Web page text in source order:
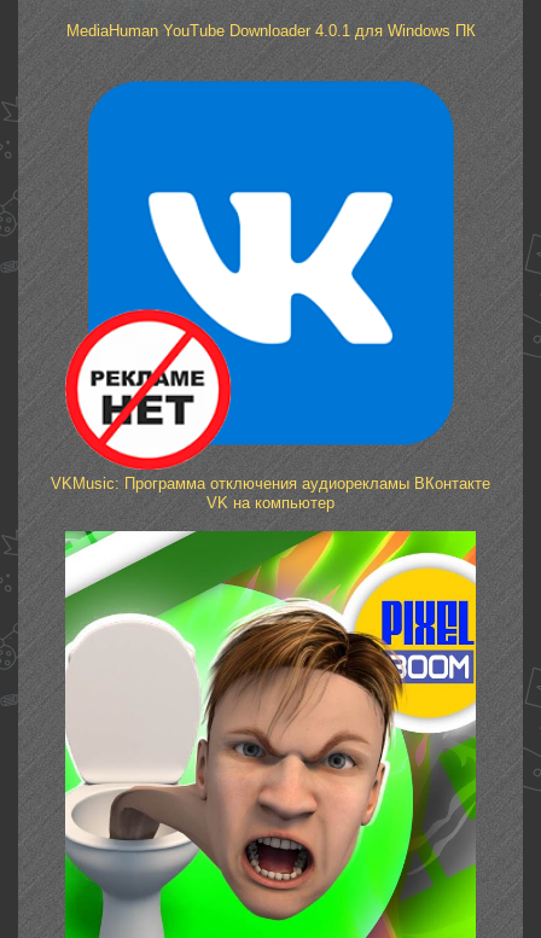
MediaHuman YouTube Downloader 4.0.1 для Windows ПК
VKMusic: Программа отключения аудиорекламы ВКонтакте
VK на компьютер